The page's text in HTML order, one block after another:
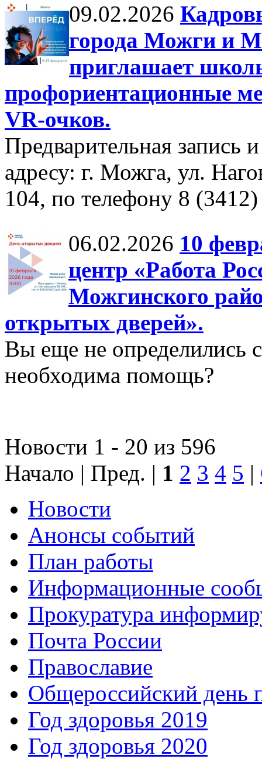
09.02.2026
города Можги и
приглашает
профориентационные
VR-очков.
Предварительная
адресу: г. Можга, ул.
104, по телефону 8
06.02.2026 10
центр «Работа
Можгинского
открытых дверей».
Вы еще не определились
необходима помощь?
Новости 1 - 20 из 596
Начало | Пред. | 1 2 3 4 5 |
Новости
Анонсы событий
План работы
Информационные
Прокуратура
Почта России
Православие
Общероссийский день
Год здоровья 2019
Год здоровья 2020